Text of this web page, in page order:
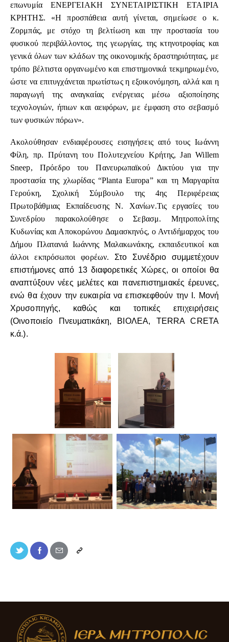
επωνυμία ΕΝΕΡΓΕΙΑΚΗ ΣΥΝΕΤΑΙΡΙΣΤΙΚΗ ΕΤΑΙΡΙΑ
ΚΡΗΤΗΣ. «Η προσπάθεια αυτή γίνεται, σημείωσε ο κ.
Ζορμπάς, με στόχο τη βελτίωση και την προστασία του
φυσικού περιβάλλοντος, της γεωργίας, της κτηνοτροφίας και
γενικά όλων των κλάδων της οικονομικής δραστηριότητας, με
τρόπο βέλτιστα οργανωμένο και επιστημονικά τεκμηριωμένο,
ώστε να επιτυγχάνεται πρωτίστως η εξοικονόμηση, αλλά και η
παραγωγή της αναγκαίας ενέργειας μέσω αξιοποίησης
τεχνολογιών, ήπιων και αειφόρων, με έμφαση στο σεβασμό
των φυσικών πόρων».
Ακολούθησαν ενδιαφέρουσες εισηγήσεις από τους Ιωάννη
Φίλη, πρ. Πρύτανη του Πολυτεχνείου Κρήτης, Jan Willem
Sneep, Πρόεδρο του Πανευρωπαϊκού Δικτύου για την
προστασία της χλωρίδας “Planta Europa” και τη Μαργαρίτα
Γερούκη, Σχολική Σύμβουλο της 4ης Περιφέρειας
Πρωτοβάθμιας Εκπαίδευσης Ν. Χανίων.Τις εργασίες του
Συνεδρίου παρακολούθησε ο Σεβασμ. Μητροπολίτης
Κυδωνίας και Αποκορώνου Δαμασκηνός, ο Αντιδήμαρχος του
Δήμου Πλατανιά Ιωάννης Μαλακωνάκης, εκπαιδευτικοί και
άλλοι εκπρόσωποι φορέων. Στο Συνέδριο συμμετέχουν
επιστήμονες από 13 διαφορετικές Χώρες, οι οποίοι θα
αναπτύξουν νέες μελέτες και πανεπιστημιακές έρευνες,
ενώ θα έχουν την ευκαιρία να επισκεφθούν την Ι. Μονή
Χρυσοπηγής, καθώς και τοπικές επιχειρήσεις
(Οινοποιείο Πνευματικάκη, ΒΙΟΛΕΑ, TERRA CRETA
κ.ά.).